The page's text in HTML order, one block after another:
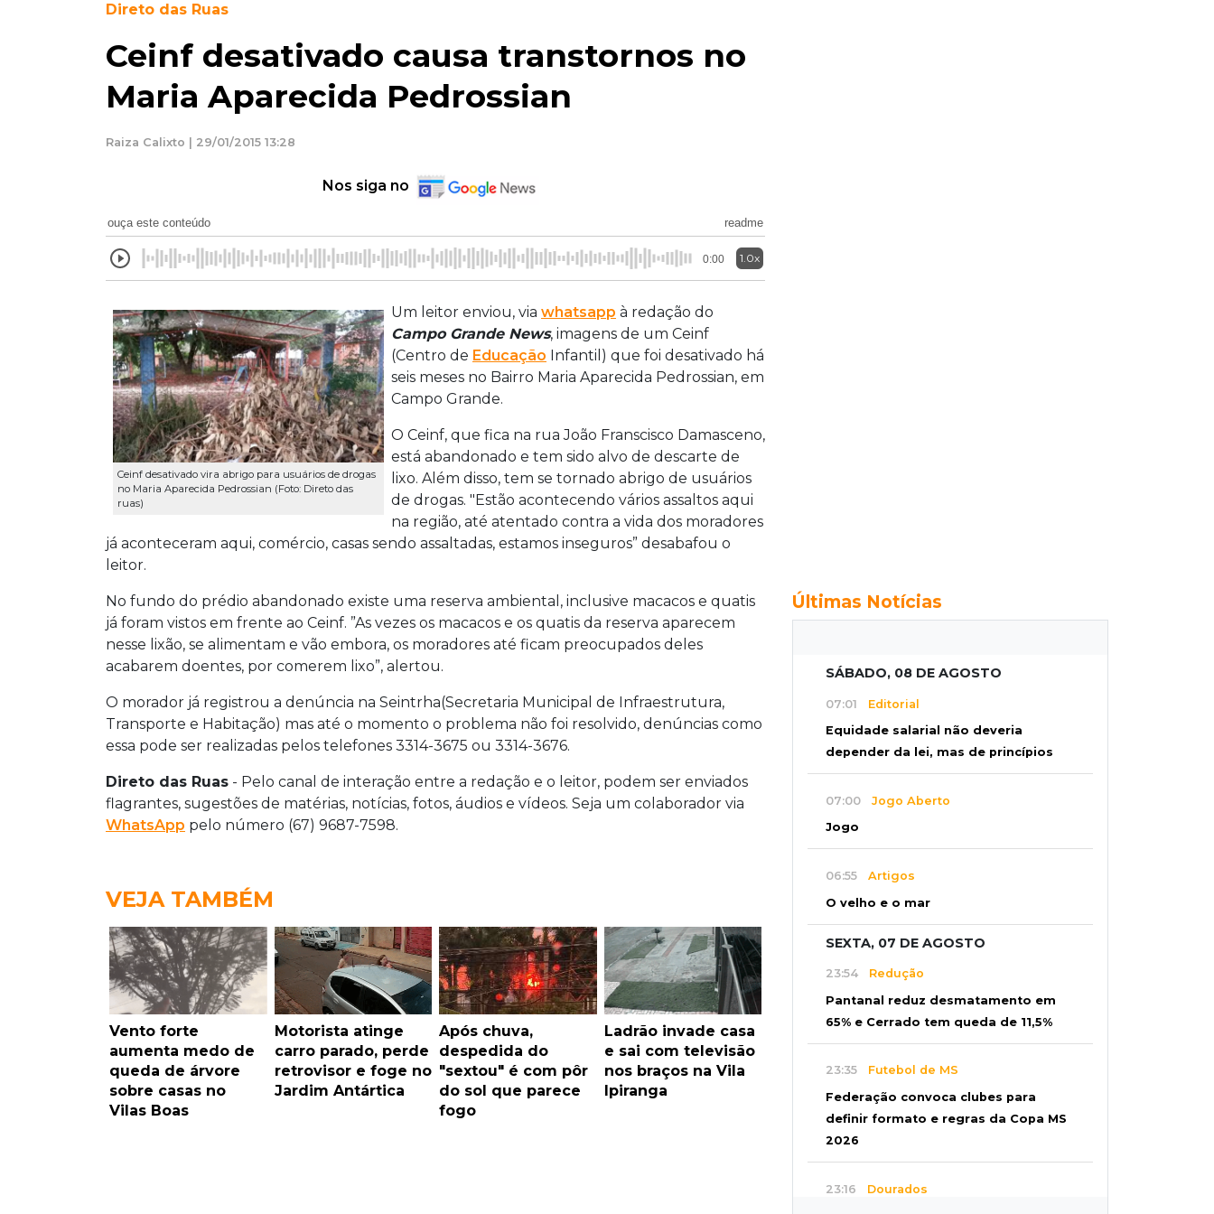
Direto das Ruas
Ceinf desativado causa transtornos no
Maria Aparecida Pedrossian
Raiza Calixto | 29/01/2015 13:28
Nos siga no
ouça este conteúdo readme
0:00 1.0x
Ceinf desativado vira abrigo para usuários de drogas
no Maria Aparecida Pedrossian (Foto: Direto das
ruas)
Um leitor enviou, via whatsapp à redação do
Campo Grande News, imagens de um Ceinf
(Centro de Educação Infantil) que foi desativado há
seis meses no Bairro Maria Aparecida Pedrossian, em
Campo Grande.
O Ceinf, que fica na rua João Franscisco Damasceno,
está abandonado e tem sido alvo de descarte de
lixo. Além disso, tem se tornado abrigo de usuários
de drogas. "Estão acontecendo vários assaltos aqui
na região, até atentado contra a vida dos moradores
já aconteceram aqui, comércio, casas sendo assaltadas, estamos inseguros” desabafou o
leitor.
No fundo do prédio abandonado existe uma reserva ambiental, inclusive macacos e quatis
já foram vistos em frente ao Ceinf. ”As vezes os macacos e os quatis da reserva aparecem
nesse lixão, se alimentam e vão embora, os moradores até ficam preocupados deles
acabarem doentes, por comerem lixo”, alertou.
O morador já registrou a denúncia na Seintrha(Secretaria Municipal de Infraestrutura,
Transporte e Habitação) mas até o momento o problema não foi resolvido, denúncias como
essa pode ser realizadas pelos telefones 3314-3675 ou 3314-3676.
Direto das Ruas - Pelo canal de interação entre a redação e o leitor, podem ser enviados
flagrantes, sugestões de matérias, notícias, fotos, áudios e vídeos. Seja um colaborador via
WhatsApp pelo número (67) 9687-7598.
VEJA TAMBÉM
Vento forte
aumenta medo de
queda de árvore
sobre casas no
Vilas Boas
Motorista atinge
carro parado, perde
retrovisor e foge no
Jardim Antártica
Após chuva,
despedida do
"sextou" é com pôr
do sol que parece
fogo
Ladrão invade casa
e sai com televisão
nos braços na Vila
Ipiranga
Últimas Notícias
SÁBADO, 08 DE AGOSTO
07:01 Editorial
Equidade salarial não deveria
depender da lei, mas de princípios
07:00 Jogo Aberto
Jogo
06:55 Artigos
O velho e o mar
SEXTA, 07 DE AGOSTO
23:54 Redução
Pantanal reduz desmatamento em
65% e Cerrado tem queda de 11,5%
23:35 Futebol de MS
Federação convoca clubes para
definir formato e regras da Copa MS
2026
23:16 Dourados